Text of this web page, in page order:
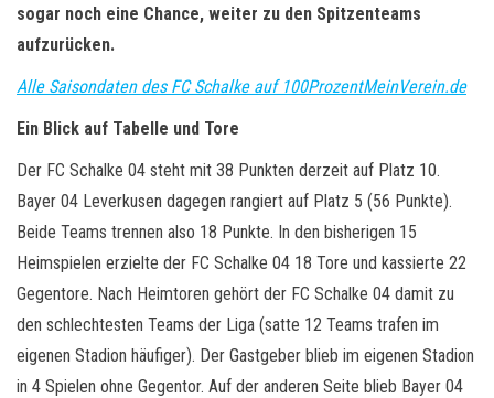
sogar noch eine Chance, weiter zu den Spitzenteams
aufzurücken.
Alle Saisondaten des FC Schalke auf 100ProzentMeinVerein.de
Ein Blick auf Tabelle und Tore
Der FC Schalke 04 steht mit 38 Punkten derzeit auf Platz 10.
Bayer 04 Leverkusen dagegen rangiert auf Platz 5 (56 Punkte).
Beide Teams trennen also 18 Punkte. In den bisherigen 15
Heimspielen erzielte der FC Schalke 04 18 Tore und kassierte 22
Gegentore. Nach Heimtoren gehört der FC Schalke 04 damit zu
den schlechtesten Teams der Liga (satte 12 Teams trafen im
eigenen Stadion häufiger). Der Gastgeber blieb im eigenen Stadion
in 4 Spielen ohne Gegentor. Auf der anderen Seite blieb Bayer 04